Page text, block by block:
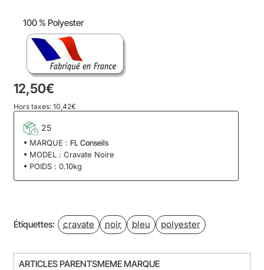
100 % Polyester
12,50€
Hors taxes: 10,42€
25
MARQUE : FL Conseils
MODEL : Cravate Noire
POIDS : 0.10kg
Étiquettes: cravate noir bleu polyester
ARTICLES PARENTSMEME MARQUE